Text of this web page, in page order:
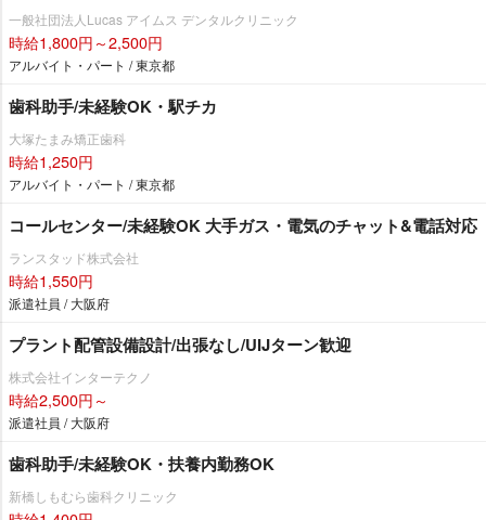
一般社団法人Lucas アイムス デンタルクリニック
時給1,800円～2,500円
アルバイト・パート / 東京都
歯科助手/未経験OK・駅チカ
大塚たまみ矯正歯科
時給1,250円
アルバイト・パート / 東京都
コールセンター/未経験OK 大手ガス・電気のチャット&電話対応
ランスタッド株式会社
時給1,550円
派遣社員 / 大阪府
プラント配管設備設計/出張なし/UIJターン歓迎
株式会社インターテクノ
時給2,500円～
派遣社員 / 大阪府
歯科助手/未経験OK・扶養内勤務OK
新橋しもむら歯科クリニック